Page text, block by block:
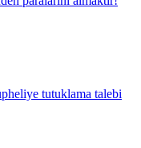
tutuklama talebi